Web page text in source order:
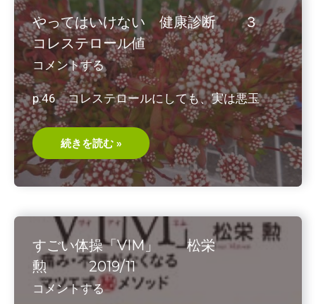
リ
青
木
厚・
著
2019/2
やってはいけない 健康診断 ３
コレステロール値
コメントする
p.46 コレステロールにしても、実は悪玉
や
っ
て
は
い
い
健
康
診
断
３
コ
レ
続きを読む »
すごい体操「VIM」 松栄
勲 2019/11
コメントする